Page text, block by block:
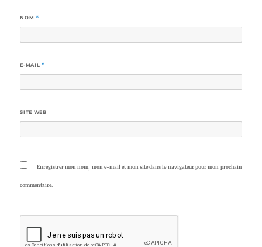
NOM *
E-MAIL *
SITE WEB
Enregistrer mon nom, mon e-mail et mon site dans le navigateur pour mon prochain
commentaire.